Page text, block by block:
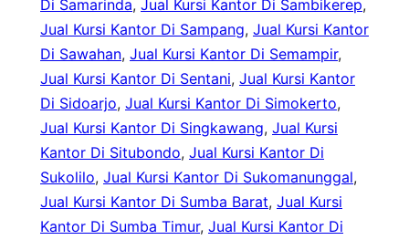
Di Samarinda, Jual Kursi Kantor Di Sambikerep
Jual Kursi Kantor Di Sampang, Jual Kursi Kantor
Di Sawahan, Jual Kursi Kantor Di Semampir
Jual Kursi Kantor Di Sentani, Jual Kursi Kantor
Di Sidoarjo, Jual Kursi Kantor Di Simokerto
Jual Kursi Kantor Di Singkawang, Jual Kursi
Kantor Di Situbondo, Jual Kursi Kantor Di
Sukolilo, Jual Kursi Kantor Di Sukomanunggal
Jual Kursi Kantor Di Sumba Barat, Jual Kursi
Kantor Di Sumba Timur, Jual Kursi Kantor Di